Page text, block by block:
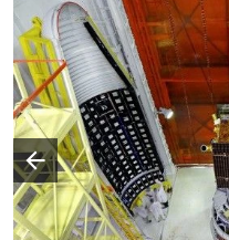
Poprzedni slajd